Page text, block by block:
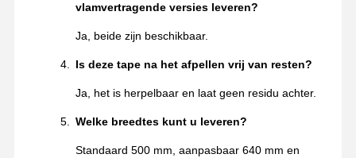
vlamvertragende versies leveren?
Ja, beide zijn beschikbaar.
Is deze tape na het afpellen vrij van resten?
Ja, het is herpelbaar en laat geen residu achter.
Welke breedtes kunt u leveren?
Standaard 500 mm, aanpasbaar 640 mm en